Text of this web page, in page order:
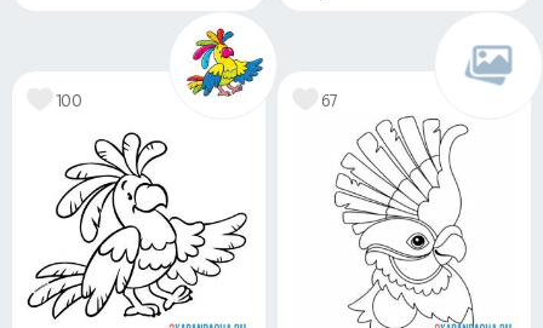
100 67